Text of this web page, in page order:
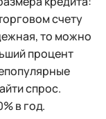
счету
то можно
процент
спрос.
в год.